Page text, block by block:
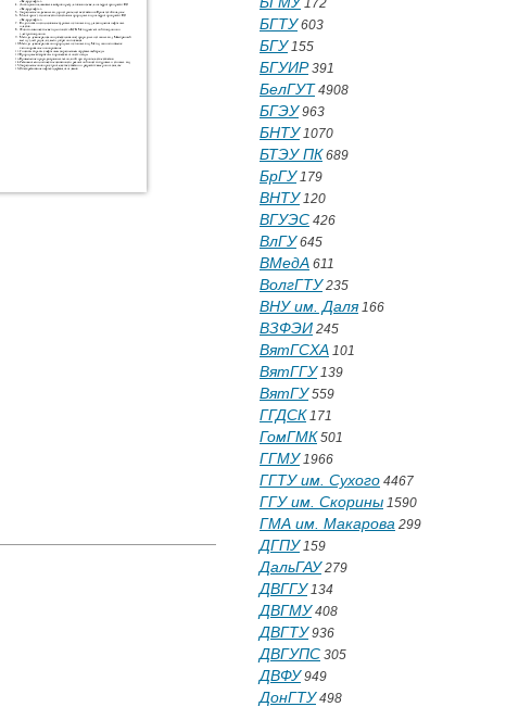
172
БГТУ603
БГУ155
БГУИР391
БелГУТ 4908
БГЭУ963
БНТУ1070
БТЭУ ПК 689
БрГУ179
ВНТУ120
ВГУЭС 426
ВлГУ645
ВМедА 611
ВолгГТУ235
ВНУ им. Даля166
ВЗФЭИ 245
ВятГСХА 101
ВятГГУ139
ВятГУ559
ГГДСК 171
ГомГМК 501
ГГМУ1966
ГГТУ им. Сухого 4467
ГГУ им. Скорины 1590
ГМА им. Макарова 299
ДГПУ159
ДальГАУ279
ДВГГУ134
ДВГМУ408
ДВГТУ936
ДВГУПС 305
ДВФУ949
ДонГТУ498